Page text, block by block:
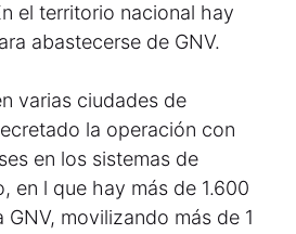
el territorio nacional hay
abastecerse de GNV.
varias ciudades de
la operación con
en los sistemas de
en l que hay más de 1.600
movilizando más de 1